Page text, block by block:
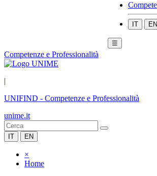
IT EN
☰
Competenze e Professionalità
|
UNIFIND - Competenze e Professionalità
unime.it
IT EN
×
Home